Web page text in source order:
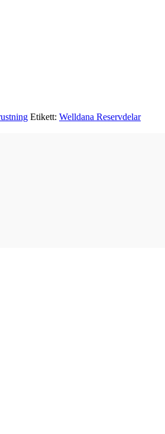
Etikett: Welldana Reservdelar